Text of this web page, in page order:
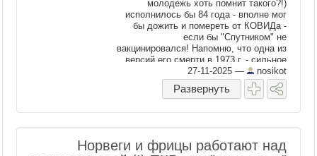
молодежь хоть помнит такого?!)
исполнилось бы 84 года - вполне мог
бы дожить и помереть от КОВИДа -
если бы "Спутником" не
вакцинировался! Напомню, что одна из
версий его смерти в 1973 г. - сильное
"колдунство" монахов Шаолиня за то,
что он, мол, выдал ...
27-11-2025 — nosikot
Развернуть
Норвеги и фрицы работают над